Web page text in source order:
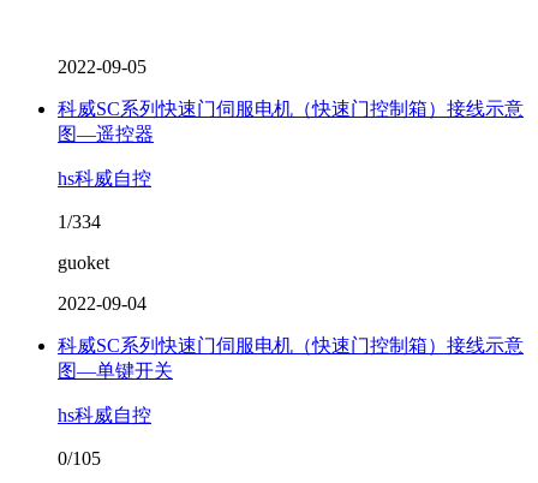
2022-09-05
科威SC系列快速门伺服电机（快速门控制箱）接线示意
图—遥控器
hs科威自控
1/334
guoket
2022-09-04
科威SC系列快速门伺服电机（快速门控制箱）接线示意
图—单键开关
hs科威自控
0/105